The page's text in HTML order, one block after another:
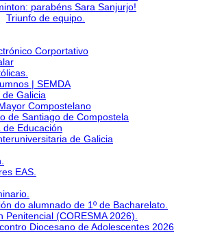
parabéns Sara Sanjurjo!
Triunfo de equipo.
Corportativo
| SEMDA
Galicia
Compostelano
de Santiago de Compostela
Educación
de Galicia
EAS.
do alumnado de 1º de Bacharelato.
Penitencial (CORESMA 2026).
Diocesano de Adolescentes 2026